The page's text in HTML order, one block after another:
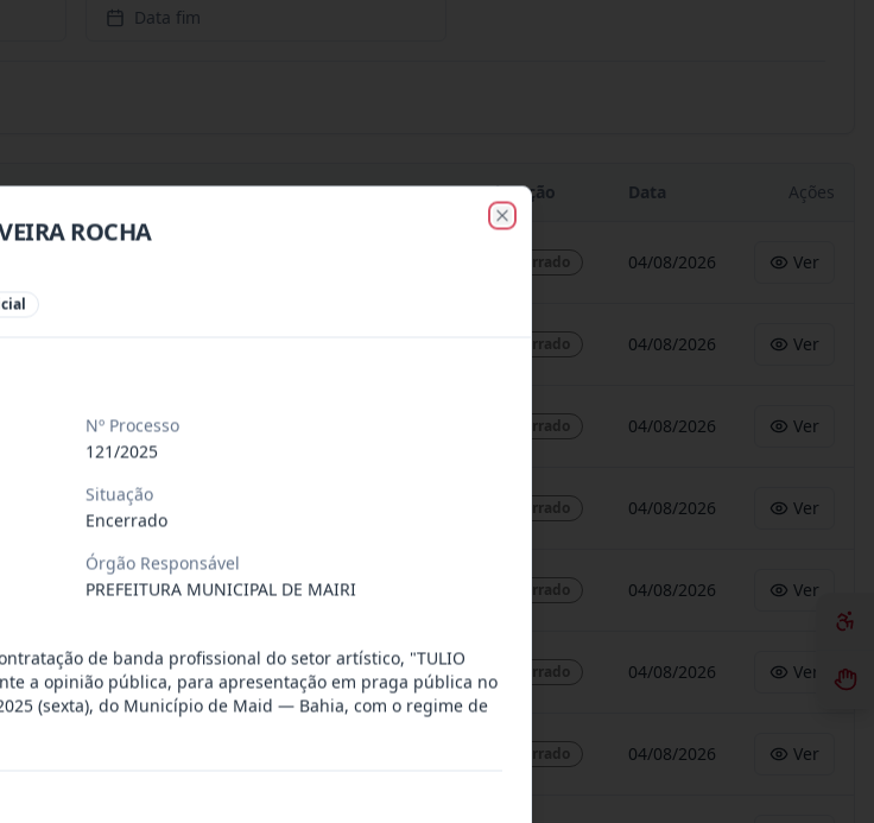
Data fim
Situação Data Ações
de servi Encerrado 04/08/2026 Ver
Encerrado 04/08/2026 Ver
junto... Encerrado 04/08/2026 Ver
junto... Encerrado 04/08/2026 Ver
musical de... Encerrado 04/08/2026 Ver
de emp... Encerrado 04/08/2026 Ver
Encerrado 04/08/2026 Ver
ROCHA
Nº Processo
121/2025
Situação
Encerrado
Órgão Responsável
PREFEITURA MUNICIPAL DE MAIRI
de banda profissional do setor artístico, "TULIO
a opinião pública, para apresentação em praga pública no
(sexta), do Município de Maid — Bahia, com o regime de
Close